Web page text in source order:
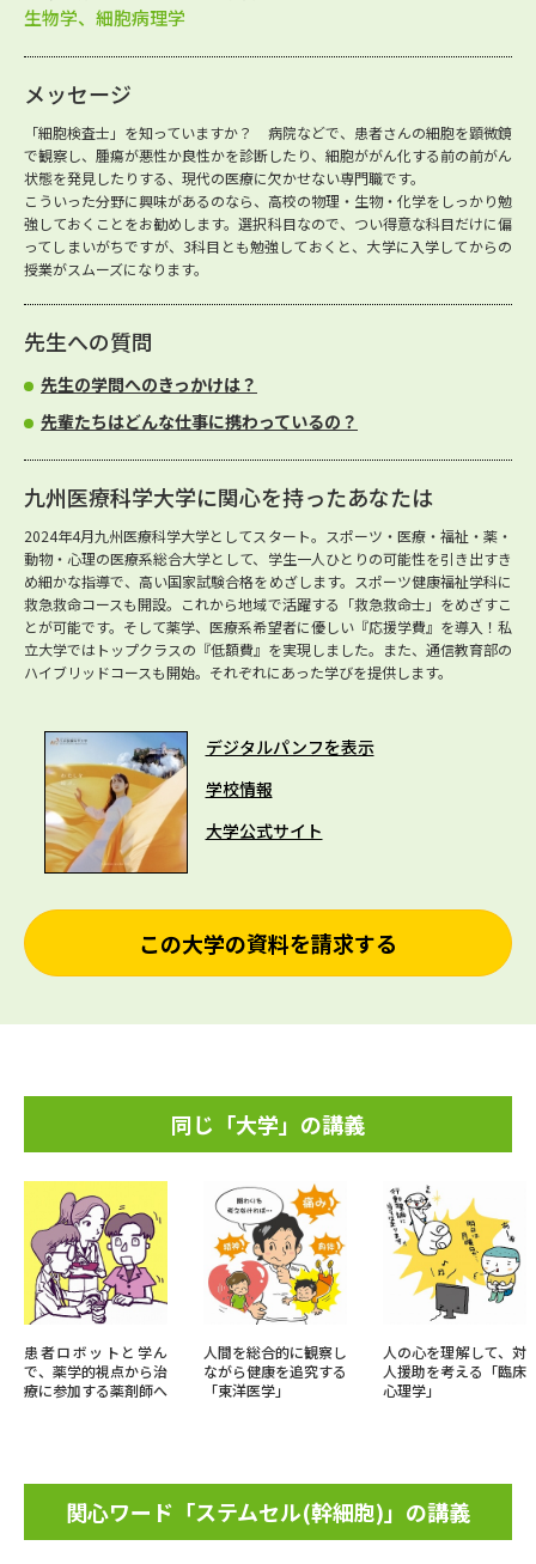
生物学、細胞病理学
メッセージ
「細胞検査士」を知っていますか？ 病院などで、患者さんの細胞を顕微鏡
で観察し、腫瘍が悪性か良性かを診断したり、細胞ががん化する前の前がん
状態を発見したりする、現代の医療に欠かせない専門職です。
こういった分野に興味があるのなら、高校の物理・生物・化学をしっかり勉
強しておくことをお勧めします。選択科目なので、つい得意な科目だけに偏
ってしまいがちですが、3科目とも勉強しておくと、大学に入学してからの
授業がスムーズになります。
先生への質問
先生の学問へのきっかけは？
先輩たちはどんな仕事に携わっているの？
九州医療科学大学に関心を持ったあなたは
2024年4月九州医療科学大学としてスタート。スポーツ・医療・福祉・薬・
動物・心理の医療系総合大学として、学生一人ひとりの可能性を引き出すき
め細かな指導で、高い国家試験合格をめざします。スポーツ健康福祉学科に
救急救命コースも開設。これから地域で活躍する「救急救命士」をめざすこ
とが可能です。そして薬学、医療系希望者に優しい『応援学費』を導入！私
立大学ではトップクラスの『低額費』を実現しました。また、通信教育部の
ハイブリッドコースも開始。それぞれにあった学びを提供します。
デジタルパンフを表示
学校情報
大学公式サイト
この大学の資料を請求する
同じ「大学」の講義
患者ロボットと学ん
で、薬学的視点から治
療に参加する薬剤師へ
人間を総合的に観察し
ながら健康を追究する
「東洋医学」
人の心を理解して、対
人援助を考える「臨床
心理学」
関心ワード「ステムセル(幹細胞)」の講義